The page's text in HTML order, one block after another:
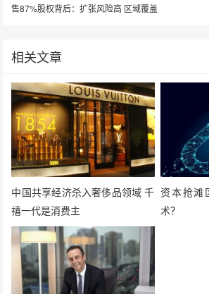
售87%股权背后：扩张风险高 区域覆盖
相关文章
中国共享经济杀入奢侈品领域 千
禧一代是消费主
资本抢滩
术？